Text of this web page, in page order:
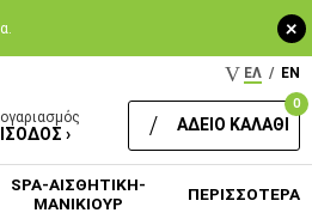
+
ΕΛ / EN
›
0
ΑΔΕΙΟ ΚΑΛΑΘΙ
SPA-ΑΙΣΘΗΤΙΚΗ-
ΜΑΝΙΚΙΟΥΡ
ΠΕΡΙΣΣΟΤΕΡΑ